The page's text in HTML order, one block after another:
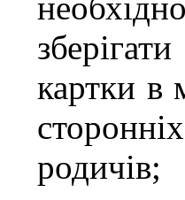
картки в
родичів;